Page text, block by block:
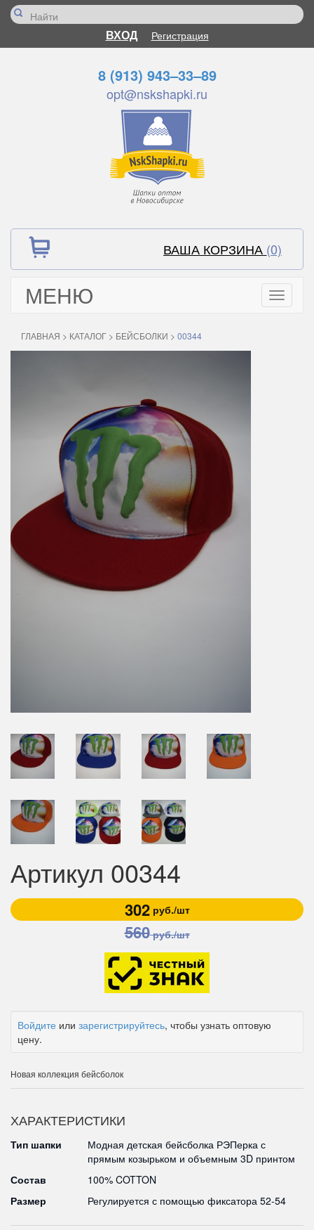
ВХОД Регистрация
8 (913) 943–33–89
opt@nskshapki.ru
ВАША КОРЗИНА (0)
МЕНЮ
Toggle
ГЛАВНАЯ > КАТАЛОГ > БЕЙСБОЛКИ > 00344
Артикул 00344
302руб./шт
560руб./шт
Войдите или зарегистрируйтесь, чтобы узнать оптовую
цену.
Новая коллекция бейсболок
ХАРАКТЕРИСТИКИ
Тип шапки
Модная детская бейсболка РЭПерка с
прямым козырьком и объемным 3D принтом
Состав
100% COTTON
Размер
Регулируется с помощью фиксатора 52-54